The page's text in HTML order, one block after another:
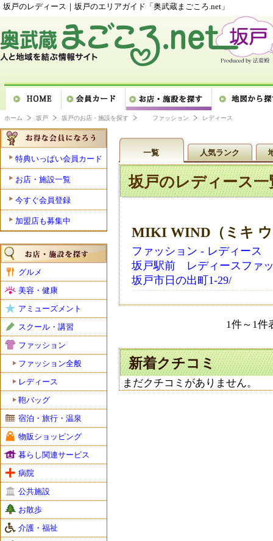
坂戸のレディース｜坂戸のエリアガイド「奥武蔵まごころ.net」
ホーム 坂戸 坂戸のお店・施設を探す ファッション レディース
特典いっぱい会員カード
お店・施設一覧
今すぐ会員登録
加盟店も募集中
グルメ
美容・健康
アミューズメント
スクール・講習
ファッション
ファッション全般
レディース
鞄バッグ
宿泊・旅行・温泉
物販ショッピング
暮らし関連サービス
病院
公共施設
お散歩
介護・福祉
一覧 人気ランク
坂戸のレディース一
MIKI WIND（ミキ
ファッション - レディース
坂戸駅前 レディースファ
坂戸市日の出町1-29/
1件～1件
新着クチコミ
まだクチコミがありません。